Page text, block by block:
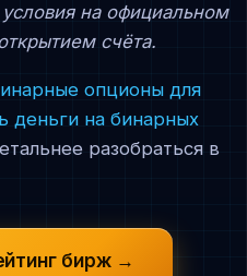
на официальном
счёта.
опционы для
деньги на бинарных
разобраться в
бирж →